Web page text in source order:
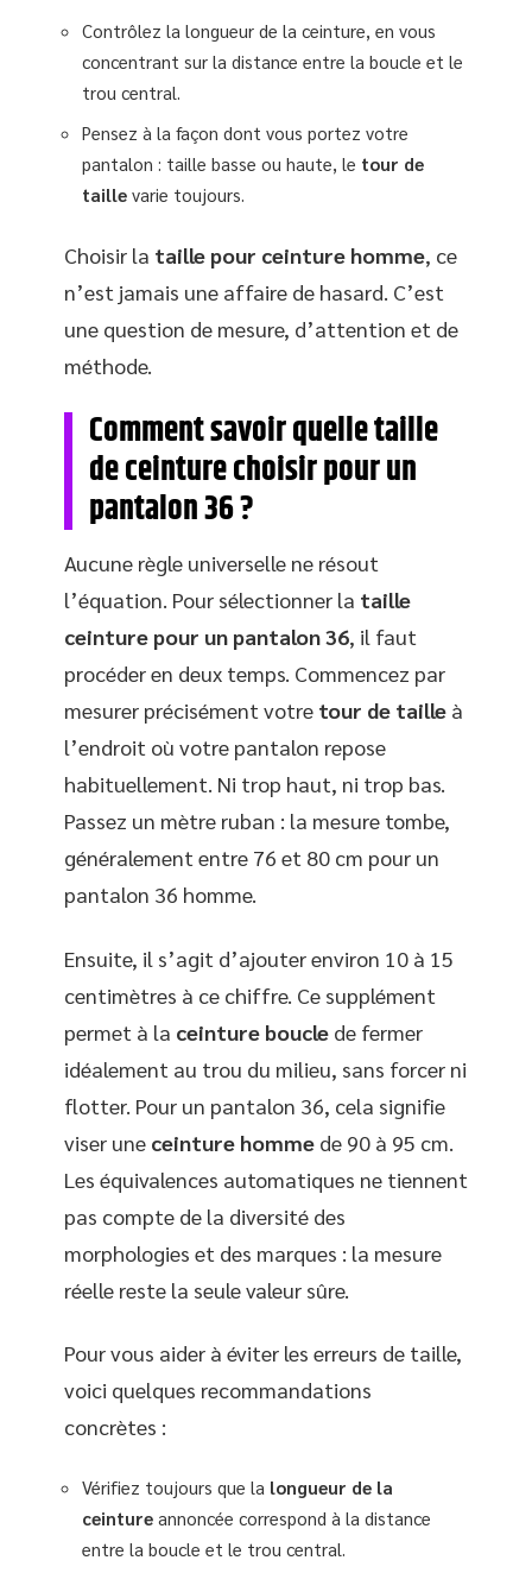
Contrôlez la longueur de la ceinture, en vous
concentrant sur la distance entre la boucle et le
trou central.
Pensez à la façon dont vous portez votre
pantalon : taille basse ou haute, le tour de
taille varie toujours.
Choisir la taille pour ceinture homme, ce
n’est jamais une affaire de hasard. C’est
une question de mesure, d’attention et de
méthode.
Comment savoir quelle taille
de ceinture choisir pour un
pantalon 36 ?
Aucune règle universelle ne résout
l’équation. Pour sélectionner la taille
ceinture pour un pantalon 36, il faut
procéder en deux temps. Commencez par
mesurer précisément votre tour de taille à
l’endroit où votre pantalon repose
habituellement. Ni trop haut, ni trop bas.
Passez un mètre ruban : la mesure tombe,
généralement entre 76 et 80 cm pour un
pantalon 36 homme.
Ensuite, il s’agit d’ajouter environ 10 à 15
centimètres à ce chiffre. Ce supplément
permet à la ceinture boucle de fermer
idéalement au trou du milieu, sans forcer ni
flotter. Pour un pantalon 36, cela signifie
viser une ceinture homme de 90 à 95 cm.
Les équivalences automatiques ne tiennent
pas compte de la diversité des
morphologies et des marques : la mesure
réelle reste la seule valeur sûre.
Pour vous aider à éviter les erreurs de taille,
voici quelques recommandations
concrètes :
Vérifiez toujours que la longueur de la
ceinture annoncée correspond à la distance
entre la boucle et le trou central.